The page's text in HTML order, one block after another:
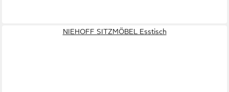
NIEHOFF SITZMÖBEL Esstisch